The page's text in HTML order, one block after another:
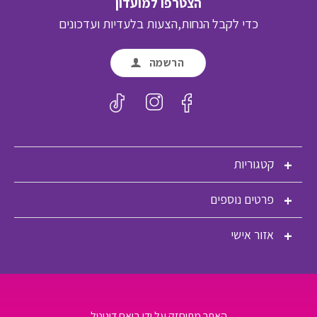
כדי לקבל הנחות,הצעות בלעדיות ועדכונים
הרשמה
קטגוריות
פרטים נוספים
אזור אישי